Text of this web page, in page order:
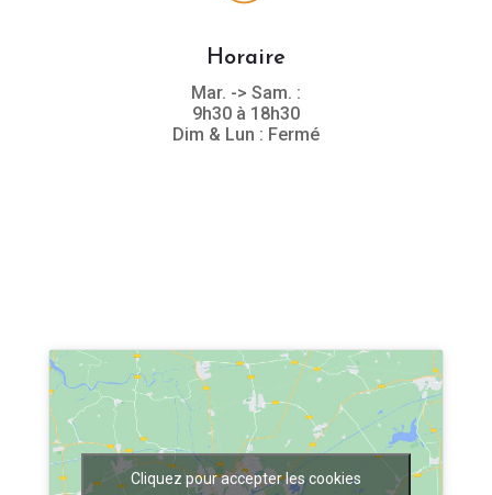
Horaire
Mar. -> Sam. :
9h30 à 18h30
Dim & Lun : Fermé
Cliquez pour accepter les cookies